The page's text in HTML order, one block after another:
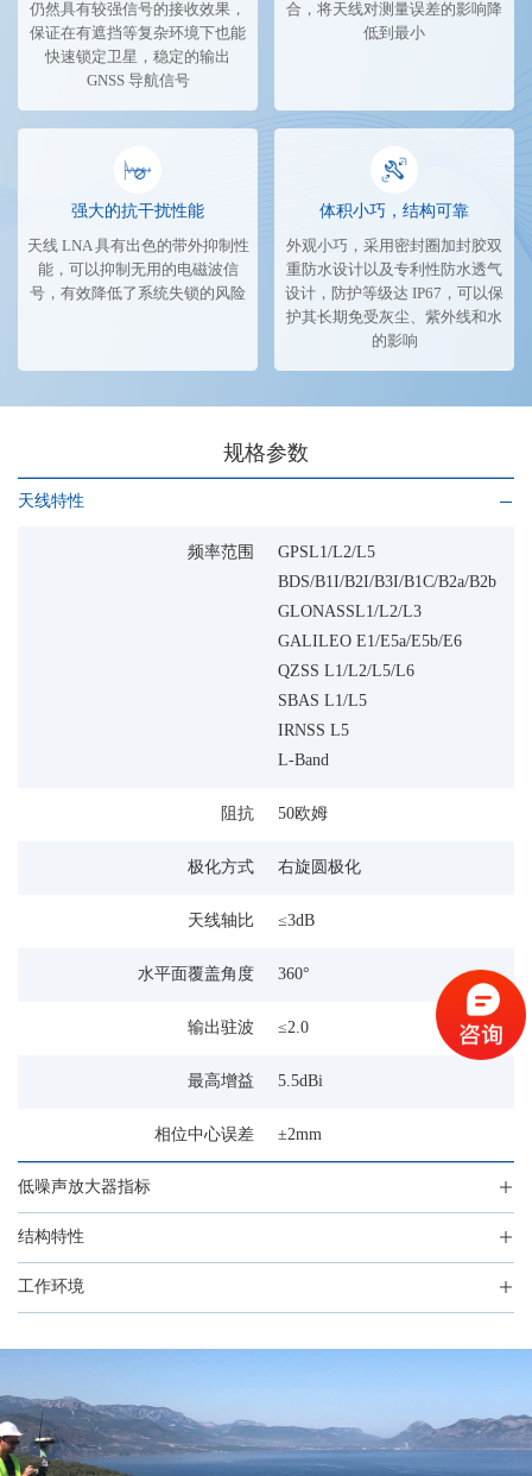
仍然具有较强信号的接收效果，
保证在有遮挡等复杂环境下也能
快速锁定卫星，稳定的输出
GNSS 导航信号
合，将天线对测量误差的影响降
低到最小
强大的抗干扰性能
天线 LNA 具有出色的带外抑制性
能，可以抑制无用的电磁波信
号，有效降低了系统失锁的风险
体积小巧，结构可靠
外观小巧，采用密封圈加封胶双
重防水设计以及专利性防水透气
设计，防护等级达 IP67，可以保
护其长期免受灰尘、紫外线和水
的影响
规格参数
天线特性
频率范围
GPSL1/L2/L5
BDS/B1I/B2I/B3I/B1C/B2a/B2b
GLONASSL1/L2/L3
GALILEO E1/E5a/E5b/E6
QZSS L1/L2/L5/L6
SBAS L1/L5
IRNSS L5
L-Band
阻抗 50欧姆
极化方式 右旋圆极化
天线轴比 ≤3dB
水平面覆盖角度 360°
输出驻波 ≤2.0
最高增益 5.5dBi
相位中心误差 ±2mm
低噪声放大器指标
结构特性
工作环境